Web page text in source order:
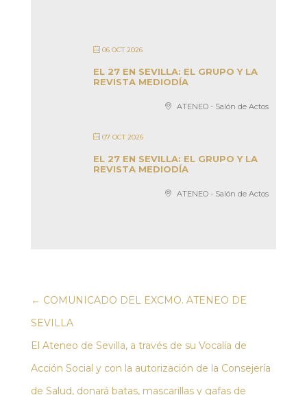
06 OCT 2026
EL 27 EN SEVILLA: EL GRUPO Y LA
REVISTA MEDIODÍA
ATENEO - Salón de Actos
07 OCT 2026
EL 27 EN SEVILLA: EL GRUPO Y LA
REVISTA MEDIODÍA
ATENEO - Salón de Actos
← COMUNICADO DEL EXCMO. ATENEO DE
SEVILLA
El Ateneo de Sevilla, a través de su Vocalía de
Acción Social y con la autorización de la Consejería
de Salud, donará batas, mascarillas y gafas de